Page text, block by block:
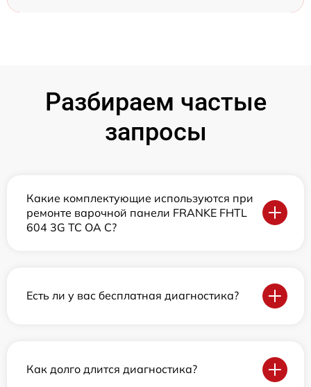
Разбираем частые
запросы
Какие комплектующие используются при
ремонте варочной панели FRANKE FHTL
604 3G TC OA C?
Есть ли у вас бесплатная диагностика?
Как долго длится диагностика?